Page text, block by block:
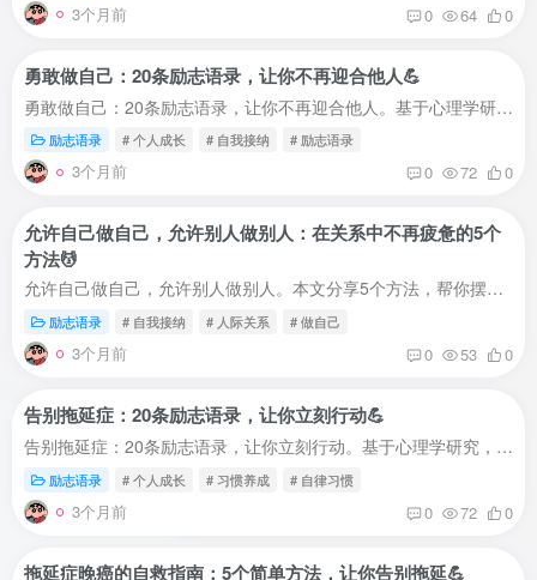
3个月前 0 64 0
勇敢做自己：20条励志语录，让你不再迎合他人💪
勇敢做自己：20条励志语录，让你不再迎合他人。基于心理学研究，提供实用自我接纳方法。帮你通过语录激励自己，勇敢做自己，建立健康关系。为什么语录能帮你勇敢做自己？🤔哈佛大学研究表明：积...
励志语录 # 个人成长 # 自我接纳 # 励志语录
3个月前 0 72 0
允许自己做自己，允许别人做别人：在关系中不再疲惫的5个
方法💆
允许自己做自己，允许别人做别人。本文分享5个方法，帮你摆脱关系疲惫。基于心理学研究，学会课题分离，建立自由的关系状态。人际关系的核心困境🤔你是不是也有这些感受？在亲密关系中：总想改...
励志语录 # 自我接纳 # 人际关系 # 做自己
3个月前 0 53 0
告别拖延症：20条励志语录，让你立刻行动💪
告别拖延症：20条励志语录，让你立刻行动。基于心理学研究，提供实用自律方法。帮你通过语录激励自己，告别拖延，养成好习惯。为什么语录能帮你告别拖延？🤔哈佛大学研究表明：积极的自我对话可...
励志语录 # 个人成长 # 习惯养成 # 自律习惯
3个月前 0 72 0
拖延症晚癌的自救指南：5个简单方法，让你告别拖延💪